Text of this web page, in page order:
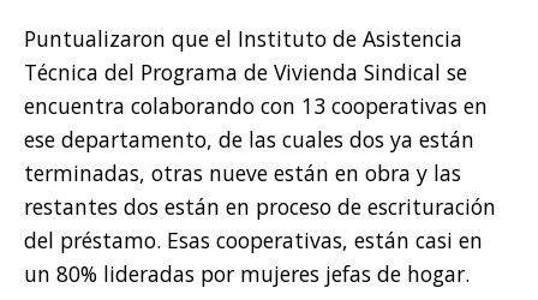
Puntualizaron que el Instituto de Asistencia
Técnica del Programa de Vivienda Sindical se
encuentra colaborando con 13 cooperativas en
ese departamento, de las cuales dos ya están
terminadas, otras nueve están en obra y las
restantes dos están en proceso de escrituración
del préstamo. Esas cooperativas, están casi en
un 80% lideradas por mujeres jefas de hogar.